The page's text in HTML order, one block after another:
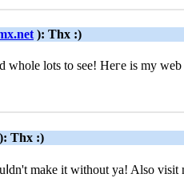
): Thx :)
wһole lots to see! Heгe is my
): Thx :)
make it ԝithout ya! Also visit